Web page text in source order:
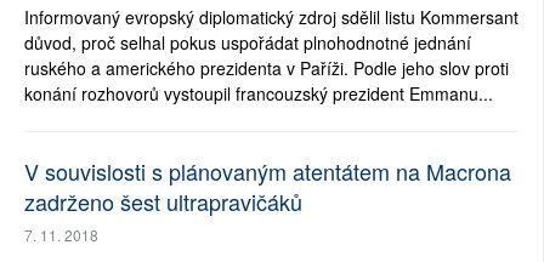
Informovaný evropský diplomatický zdroj sdělil listu Kommersant
důvod, proč selhal pokus uspořádat plnohodnotné jednání
ruského a amerického prezidenta v Paříži. Podle jeho slov proti
konání rozhovorů vystoupil francouzský prezident Emmanu...
V souvislosti s plánovaným atentátem na Macrona
zadrženo šest ultrapravičáků
7. 11. 2018